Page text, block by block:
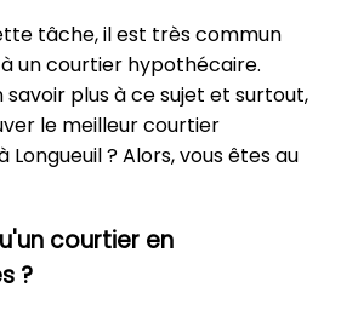
tâche, il est très commun
un courtier hypothécaire.
savoir plus à ce sujet et surtout,
le meilleur courtier
? Alors, vous êtes au
courtier en
?